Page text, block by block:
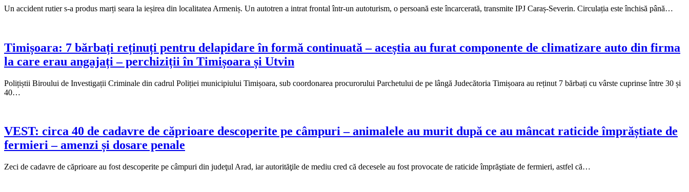
Un accident rutier s-a produs marți seara la ieșirea din localitatea Armeniș. Un autotren a intrat frontal într-un autoturism, o persoană este încarcerată, transmite IPJ Caraș-Severin. Circulația este închisă până…
Timișoara: 7 bărbați reținuți pentru delapidare în formă continuată – aceștia au furat componente de climatizare auto din firma
la care erau angajați – perchiziții în Timișoara și Utvin
Polițiștii Biroului de Investigații Criminale din cadrul Poliției municipiului Timișoara, sub coordonarea procurorului Parchetului de pe lângă Judecătoria Timișoara au reținut 7 bărbați cu vârste cuprinse între 30 și
40…
VEST: circa 40 de cadavre de căprioare descoperite pe câmpuri – animalele au murit după ce au mâncat raticide împrăștiate de
fermieri – amenzi și dosare penale
Zeci de cadavre de căprioare au fost descoperite pe câmpuri din judeţul Arad, iar autorităţile de mediu cred că decesele au fost provocate de raticide împrăştiate de fermieri, astfel că…